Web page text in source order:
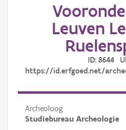
Leuven
ID: 8644
https://id.erfgoed.net/
Archeoloog
Studiebureau Archeologie